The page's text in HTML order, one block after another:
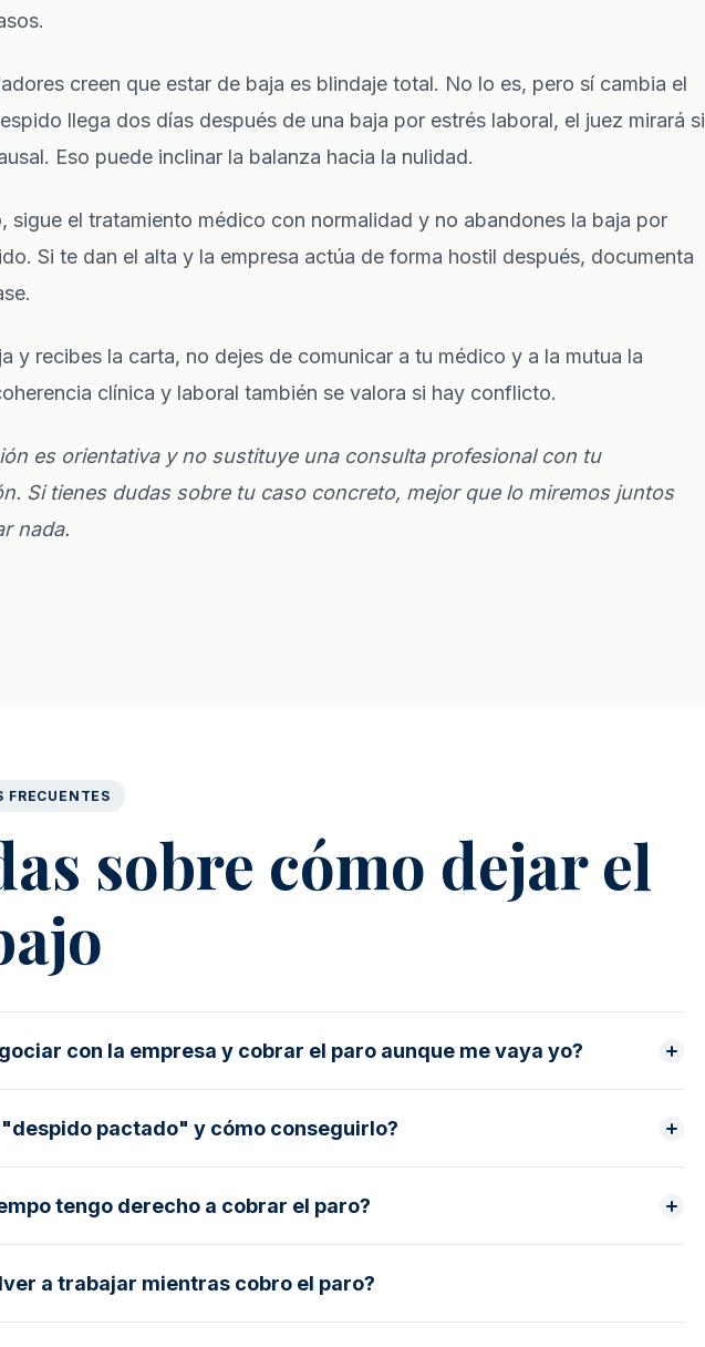
.
creen que estar de baja es blindaje total. No lo es, pero sí cambia el
llega dos días después de una baja por estrés laboral, el juez mirará si
Eso puede inclinar la balanza hacia la nulidad.
sigue el tratamiento médico con normalidad y no abandones la baja por
Si te dan el alta y la empresa actúa de forma hostil después, documenta
y recibes la carta, no dejes de comunicar a tu médico y a la mutua la
clínica y laboral también se valora si hay conflicto.
es orientativa y no sustituye una consulta profesional con tu
Si tienes dudas sobre tu caso concreto, mejor que lo miremos juntos
nada.
FRECUENTES
sobre cómo dejar el
con la empresa y cobrar el paro aunque me vaya yo?
"despido pactado" y cómo conseguirlo?
tengo derecho a cobrar el paro?
a trabajar mientras cobro el paro?